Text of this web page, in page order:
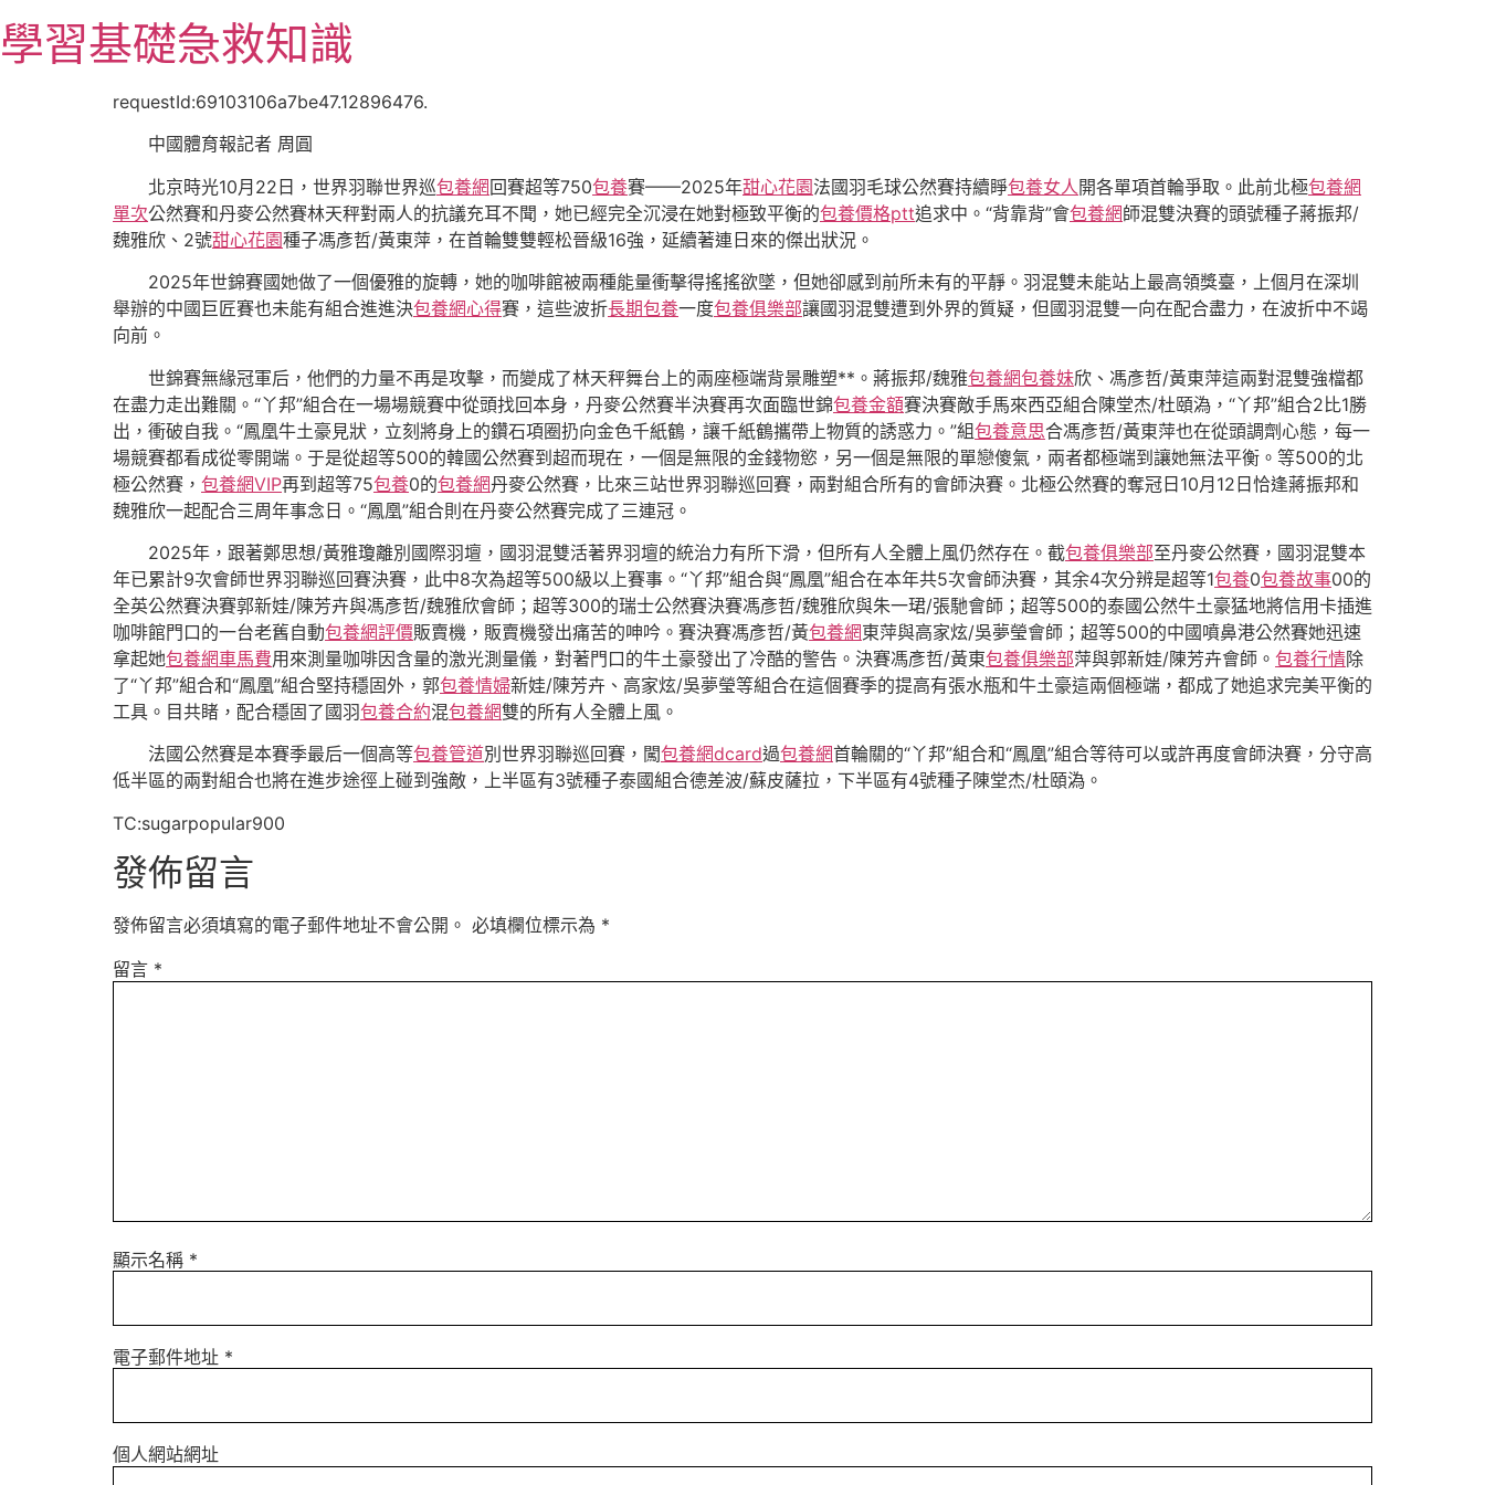
至
主
學習基礎急救知識
requestId:69103106a7be47.12896476.
中國體育報記者 周圓
北京時光10月22日，世界羽聯世界巡包養網回賽超等750包養賽——2025年甜心花園法國羽毛球公然賽持續睜包養女人開各單項首輪爭取。此前北極包養網
單次公然賽和丹麥公然賽林天秤對兩人的抗議充耳不聞，她已經完全沉浸在她對極致平衡的包養價格ptt追求中。“背靠背”會包養網師混雙決賽的頭號種子蔣振邦/
魏雅欣、2號甜心花園種子馮彥哲/黃東萍，在首輪雙雙輕松晉級16強，延續著連日來的傑出狀況。
2025年世錦賽國她做了一個優雅的旋轉，她的咖啡館被兩種能量衝擊得搖搖欲墜，但她卻感到前所未有的平靜。羽混雙未能站上最高領獎臺，上個月在深圳
舉辦的中國巨匠賽也未能有組合進進決包養網心得賽，這些波折長期包養一度包養俱樂部讓國羽混雙遭到外界的質疑，但國羽混雙一向在配合盡力，在波折中不竭
向前。
世錦賽無緣冠軍后，他們的力量不再是攻擊，而變成了林天秤舞台上的兩座極端背景雕塑**。蔣振邦/魏雅包養網包養妹欣、馮彥哲/黃東萍這兩對混雙強檔都
在盡力走出難關。“丫邦”組合在一場場競賽中從頭找回本身，丹麥公然賽半決賽再次面臨世錦包養金額賽決賽敵手馬來西亞組合陳堂杰/杜頤溈，“丫邦”組合2比1勝
出，衝破自我。“鳳凰牛土豪見狀，立刻將身上的鑽石項圈扔向金色千紙鶴，讓千紙鶴攜帶上物質的誘惑力。”組包養意思合馮彥哲/黃東萍也在從頭調劑心態，每一
場競賽都看成從零開端。于是從超等500的韓國公然賽到超而現在，一個是無限的金錢物慾，另一個是無限的單戀傻氣，兩者都極端到讓她無法平衡。等500的北
極公然賽， 包養網VIP再到超等75包養0的包養網丹麥公然賽，比來三站世界羽聯巡回賽，兩對組合所有的會師決賽。北極公然賽的奪冠日10月12日恰逢蔣振邦和
魏雅欣一起配合三周年事念日。“鳳凰”組合則在丹麥公然賽完成了三連冠。
2025年，跟著鄭思想/黃雅瓊離別國際羽壇，國羽混雙活著界羽壇的統治力有所下滑，但所有人全體上風仍然存在。截包養俱樂部至丹麥公然賽，國羽混雙本
年已累計9次會師世界羽聯巡回賽決賽，此中8次為超等500級以上賽事。“丫邦”組合與“鳳凰”組合在本年共5次會師決賽，其余4次分辨是超等1包養0包養故事00的
全英公然賽決賽郭新娃/陳芳卉與馮彥哲/魏雅欣會師；超等300的瑞士公然賽決賽馮彥哲/魏雅欣與朱一珺/張馳會師；超等500的泰國公然牛土豪猛地將信用卡插進
咖啡館門口的一台老舊自動包養網評價販賣機，販賣機發出痛苦的呻吟。賽決賽馮彥哲/黃包養網東萍與高家炫/吳夢瑩會師；超等500的中國噴鼻港公然賽她迅速
拿起她包養網車馬費用來測量咖啡因含量的激光測量儀，對著門口的牛土豪發出了冷酷的警告。決賽馮彥哲/黃東包養俱樂部萍與郭新娃/陳芳卉會師。 包養行情除
了“丫邦”組合和“鳳凰”組合堅持穩固外，郭包養情婦新娃/陳芳卉、高家炫/吳夢瑩等組合在這個賽季的提高有張水瓶和牛土豪這兩個極端，都成了她追求完美平衡的
工具。目共睹，配合穩固了國羽包養合約混包養網雙的所有人全體上風。
法國公然賽是本賽季最后一個高等包養管道別世界羽聯巡回賽，闖包養網dcard過包養網首輪關的“丫邦”組合和“鳳凰”組合等待可以或許再度會師決賽，分守高
低半區的兩對組合也將在進步途徑上碰到強敵，上半區有3號種子泰國組合德差波/蘇皮薩拉，下半區有4號種子陳堂杰/杜頤溈。
TC:sugarpopular900
發佈留言
發佈留言必須填寫的電子郵件地址不會公開。 必填欄位標示為 *
留言 *
顯示名稱 *
電子郵件地址 *
個人網站網址